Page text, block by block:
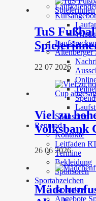
Laufstrecken
Altenberger
Sponsoren
Rennrad
Kontakte
Leitfaden
Termine
Bekleidung
Sponsoren
Sportabzeichen
Kontakte
Angebote
TuS
22 07 2026
Viel zu
Volksbank
26 06 2026